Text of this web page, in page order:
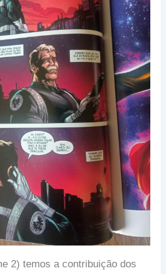
2) temos a contribuição dos